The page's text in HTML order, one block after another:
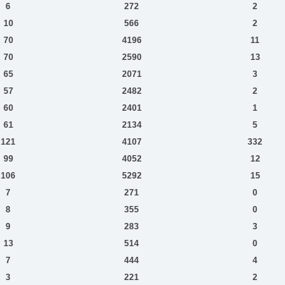
6 272 2
10 566 2
70 4196 11
70 2590 13
65 2071 3
57 2482 2
60 2401 1
61 2134 5
121 4107 332
99 4052 12
106 5292 15
7 271 0
8 355 0
9 283 3
13 514 0
7 444 4
3 221 2